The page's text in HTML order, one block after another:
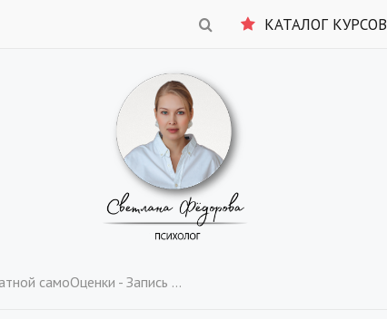
КАТАЛОГ КУРСОВ
- Запись 2-х дневного вебинара